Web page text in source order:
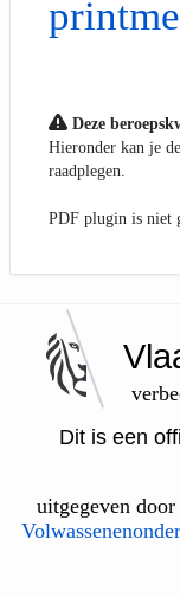
Deze
Hieronder kan je
raadplegen.
PDF plugin is niet
Dit is een
uitgegeven door